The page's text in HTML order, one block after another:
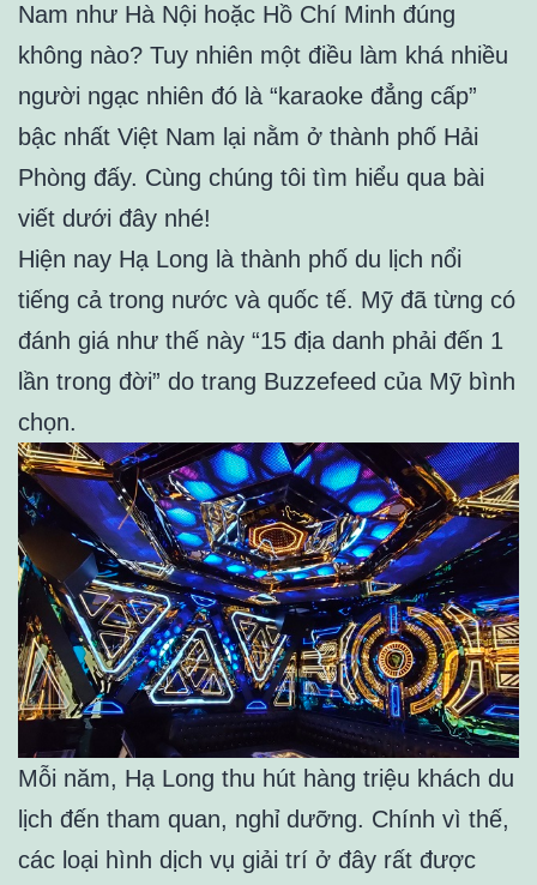
Nam như Hà Nội hoặc Hồ Chí Minh đúng
không nào? Tuy nhiên một điều làm khá nhiều
người ngạc nhiên đó là “karaoke đẳng cấp”
bậc nhất Việt Nam lại nằm ở thành phố Hải
Phòng đấy. Cùng chúng tôi tìm hiểu qua bài
viết dưới đây nhé!
Hiện nay Hạ Long là thành phố du lịch nổi
tiếng cả trong nước và quốc tế. Mỹ đã từng có
đánh giá như thế này “15 địa danh phải đến 1
lần trong đời” do trang Buzzefeed của Mỹ bình
chọn.
Mỗi năm, Hạ Long thu hút hàng triệu khách du
lịch đến tham quan, nghỉ dưỡng. Chính vì thế,
các loại hình dịch vụ giải trí ở đây rất được